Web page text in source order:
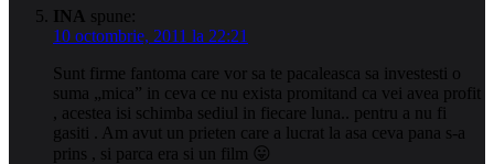
INA spune:
10 octombrie, 2011 la 22:21
Sunt firme fantoma care vor sa te pacaleasca sa investesti o
suma „mica” in ceva ce nu exista promitand ca vei avea profit
, acestea isi schimba sediul in fiecare luna.. pentru a nu fi
gasiti . Am avut un prieten care a lucrat la asa ceva pana s-a
prins , si parca era si un film 😛